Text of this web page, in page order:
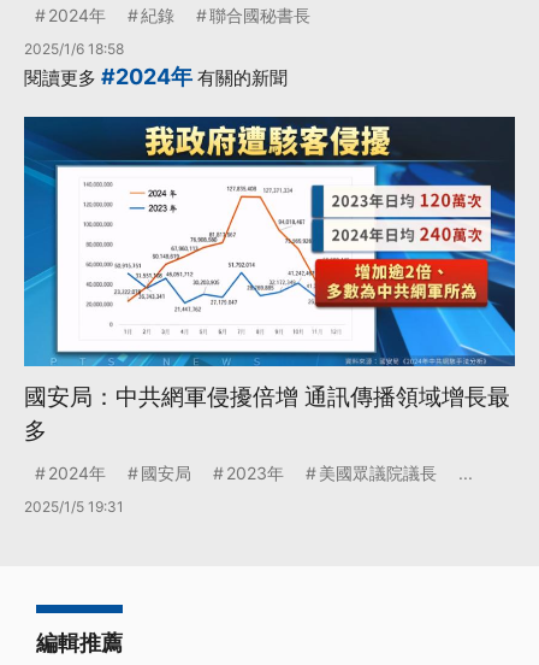
2024年 紀錄 聯合國秘書長
2025/1/6 18:58
閱讀更多 #2024年 有關的新聞
國安局：中共網軍侵擾倍增 通訊傳播領域增長最
多
2024年 國安局 2023年 美國眾議院議長 ...
2025/1/5 19:31
編輯推薦